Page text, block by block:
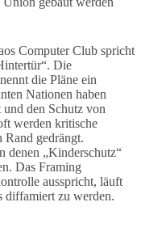
Computer Club spricht
Die
die Pläne ein
Nationen haben
und den Schutz von
werden kritische
Rand gedrängt.
denen „Kinderschutz“
Das Framing
ausspricht, läuft
diffamiert zu werden.